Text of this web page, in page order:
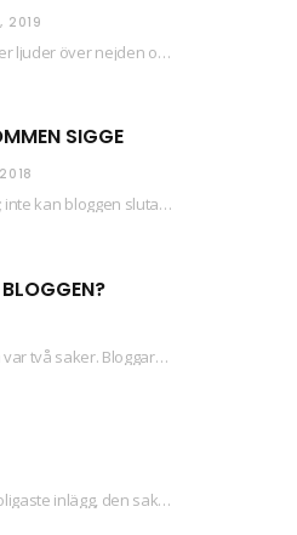
2019
Trumpeter ljuder över nejden och konfetti regnar längsmed husfasaderna – FREDEN ÄR HÄR! Eller ahem.…
SIGGE
Nä hörni; inte kan bloggen sluta (eftersom jag så sällan uppdaterar skiten) i sånt supermoll.…
Anledningen att jag slutade blogga var två saker. Bloggaren Daniel skrev ut checkar som personen…
Det här kommer inte bli världens roligaste inlägg, den saken kan ni räkna med. Det…